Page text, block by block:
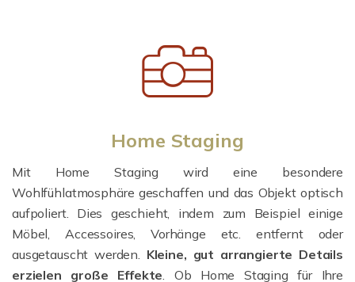
Home Staging
Mit Home Staging wird eine besondere
Wohlfühlatmosphäre geschaffen und das Objekt optisch
aufpoliert. Dies geschieht, indem zum Beispiel einige
Möbel, Accessoires, Vorhänge etc. entfernt oder
ausgetauscht werden. Kleine, gut arrangierte Details
erzielen große Effekte. Ob Home Staging für Ihre